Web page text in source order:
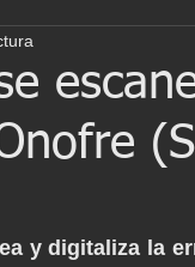
Infraestructuras
Inversa BWTS
Barcelona
y digitaliza la